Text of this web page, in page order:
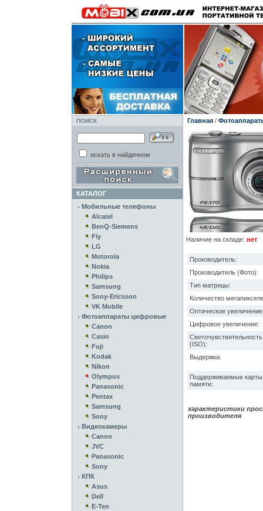
ПОИСК
искать в найденном
КАТАЛОГ
Мобильные телефоны
Alcatel
BenQ-Siemens
Fly
LG
Motorola
Nokia
Philips
Samsung
Sony-Ericsson
VK Mobile
Фотоаппараты цифровые
Canon
Casio
Fuji
Kodak
Nikon
Olympus
Panasonic
Pentax
Samsung
Sony
Видеокамеры
Canon
JVC
Panasonic
Sony
КПК
Asus
Dell
E-Ten
Главная/
Наличие на складе: нет
Производитель:
Производитель (Фото):
Тип матрицы:
Количество
Оптическое
Цифровое увеличение:
Светочувствительность
(ISO):
Выдержка:
Поддерживаемые карты
памяти:
характеристики
производителя